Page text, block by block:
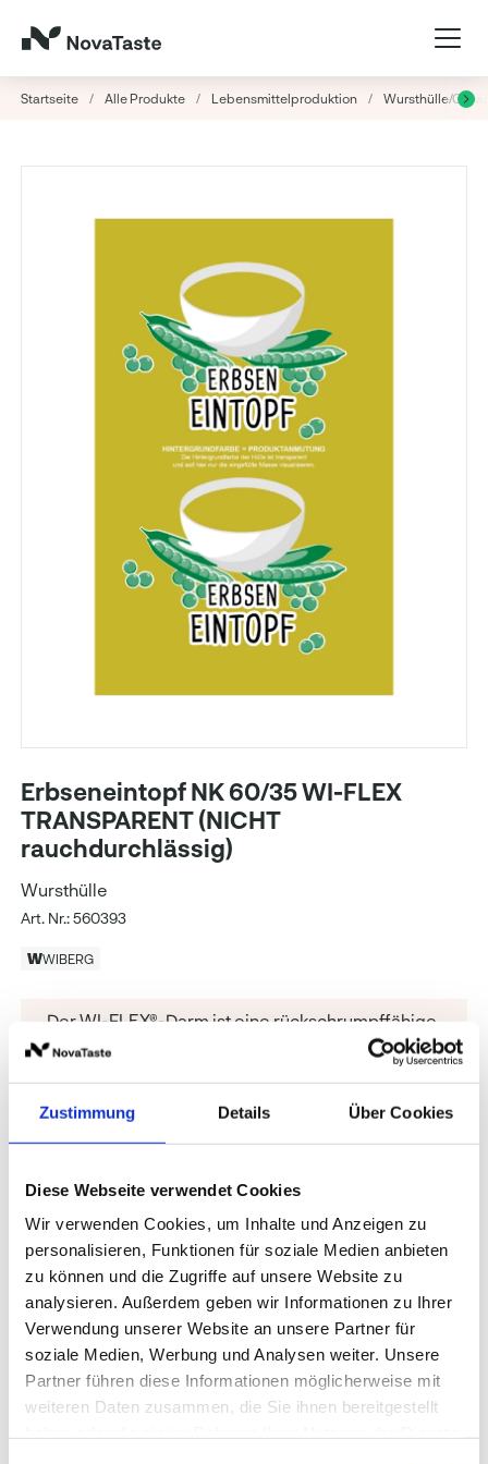
Zustimmung Details Über Cookies
Diese Webseite verwendet Cookies
Wir verwenden Cookies, um Inhalte und Anzeigen zu
personalisieren, Funktionen für soziale Medien anbieten
zu können und die Zugriffe auf unsere Website zu
analysieren. Außerdem geben wir Informationen zu Ihrer
Verwendung unserer Website an unsere Partner für
soziale Medien, Werbung und Analysen weiter. Unsere
Partner führen diese Informationen möglicherweise mit
weiteren Daten zusammen, die Sie ihnen bereitgestellt
Startseite / Alle Produkte / Lebensmittelproduktion / Wursthülle/
Erbseneintopf NK 60/35 WI-FLEX
TRANSPARENT (NICHT
rauchdurchlässig)
Wursthülle
Art. Nr.: 560393
WIBERG
Der WI-FLEX®-Darm ist eine rückschrumpffähige
Kunststoffhülle mit ausgezeichneten
Barriereeigenschaften und eignet sich
hervorragend für Zwiebelmettwurst.
Qualität:
WI-FLEX
Weitere Optionen anzeigen
Preise und Verfügbarkeit sehen unsere
eingeloggten Geschäftskunden.